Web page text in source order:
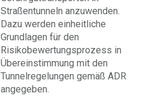
Straßentunneln anzuwenden.
Dazu werden einheitliche
Grundlagen für den
Risikobewertungsprozess in
Übereinstimmung mit den
Tunnelregelungen gemäß ADR
angegeben.